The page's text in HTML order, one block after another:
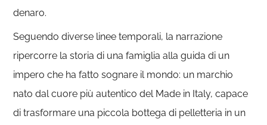
denaro.
Seguendo diverse linee temporali, la narrazione
ripercorre la storia di una famiglia alla guida di un
impero che ha fatto sognare il mondo: un marchio
nato dal cuore più autentico del Made in Italy, capace
di trasformare una piccola bottega di pelletteria in un